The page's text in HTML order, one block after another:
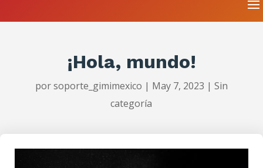
¡Hola, mundo!
porsoporte_gimimexico | May 7, 2023 | Sin
categoría